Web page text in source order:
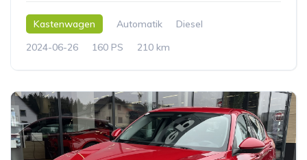
Kastenwagen Automatik
Diesel
2024-06-26
160 PS 210 km